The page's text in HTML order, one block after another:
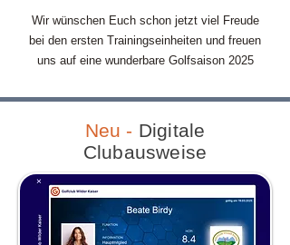
Wir wünschen Euch schon jetzt viel Freude
bei den ersten Trainingseinheiten und freuen
uns auf eine wunderbare Golfsaison 2025
Neu - Digitale
Clubausweise